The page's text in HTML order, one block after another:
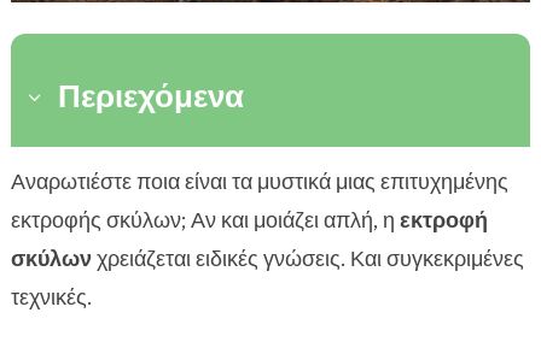
3 Περιεχόμενα
 Εισαγωγή στην εκτροφή σκύλων
 Πώς να επιλέξετε τον κατάλληλο σκύλο
 Οι καλύτερες τεχνικές εκτροφής σκύλων
 Συμβουλές για την εκτροφή σκύλων
Αναρωτιέστε ποια είναι τα μυστικά μιας επιτυχημένης
εκτροφής σκύλων; Αν και μοιάζει απλή, η εκτροφή
σκύλωνχρειάζεται ειδικές γνώσεις. Και συγκεκριμένες
τεχνικές.